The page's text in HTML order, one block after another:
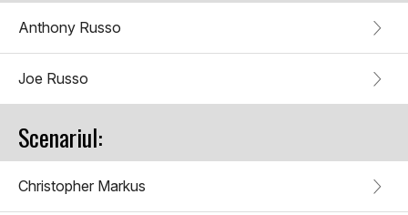
Anthony Russo
Joe Russo
Scenariul:
Christopher Markus